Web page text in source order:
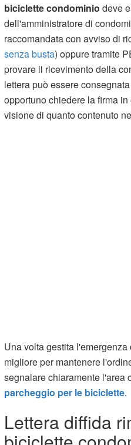
biciclette condominio deve
dell'amministratore di
raccomandata con avviso di
senza busta) oppure tramite
provare il ricevimento della
lettera può essere
opportuno chiedere la firma
visione di quanto contenuto
Una volta gestita
migliore per mantenere
segnalare chiaramente l'area
parcheggio per le biciclette.
Lettera diffida